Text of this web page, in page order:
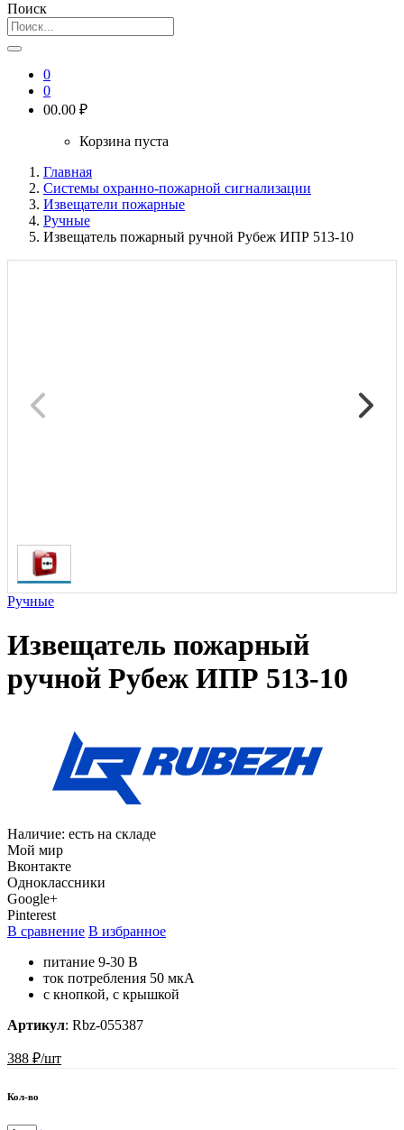
Поиск
0
0
00.00 ₽
Корзина пуста
Главная
Системы охранно-пожарной сигнализации
Извещатели пожарные
Ручные
Извещатель пожарный ручной Рубеж ИПР 513-10
Ручные
Извещатель пожарный
ручной Рубеж ИПР 513-10
Наличие: есть на складе
Мой мир
Вконтакте
Одноклассники
Google+
Pinterest
В сравнение В избранное
питание 9-30 В
ток потребления 50 мкА
с кнопкой, с крышкой
Артикул: Rbz-055387
388 ₽/шт
Кол-во